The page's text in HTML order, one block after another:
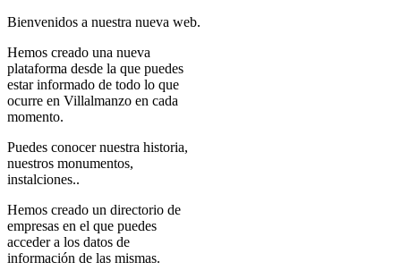
Bienvenidos a nuestra nueva web.
Hemos creado una nueva
plataforma desde la que puedes
estar informado de todo lo que
ocurre en Villalmanzo en cada
momento.
Puedes conocer nuestra historia,
nuestros monumentos,
instalciones..
Hemos creado un directorio de
empresas en el que puedes
acceder a los datos de
información de las mismas.